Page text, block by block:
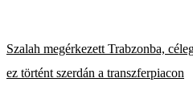
Szalah megérkezett Trabzonba,
ez történt szerdán a transzferpiacon